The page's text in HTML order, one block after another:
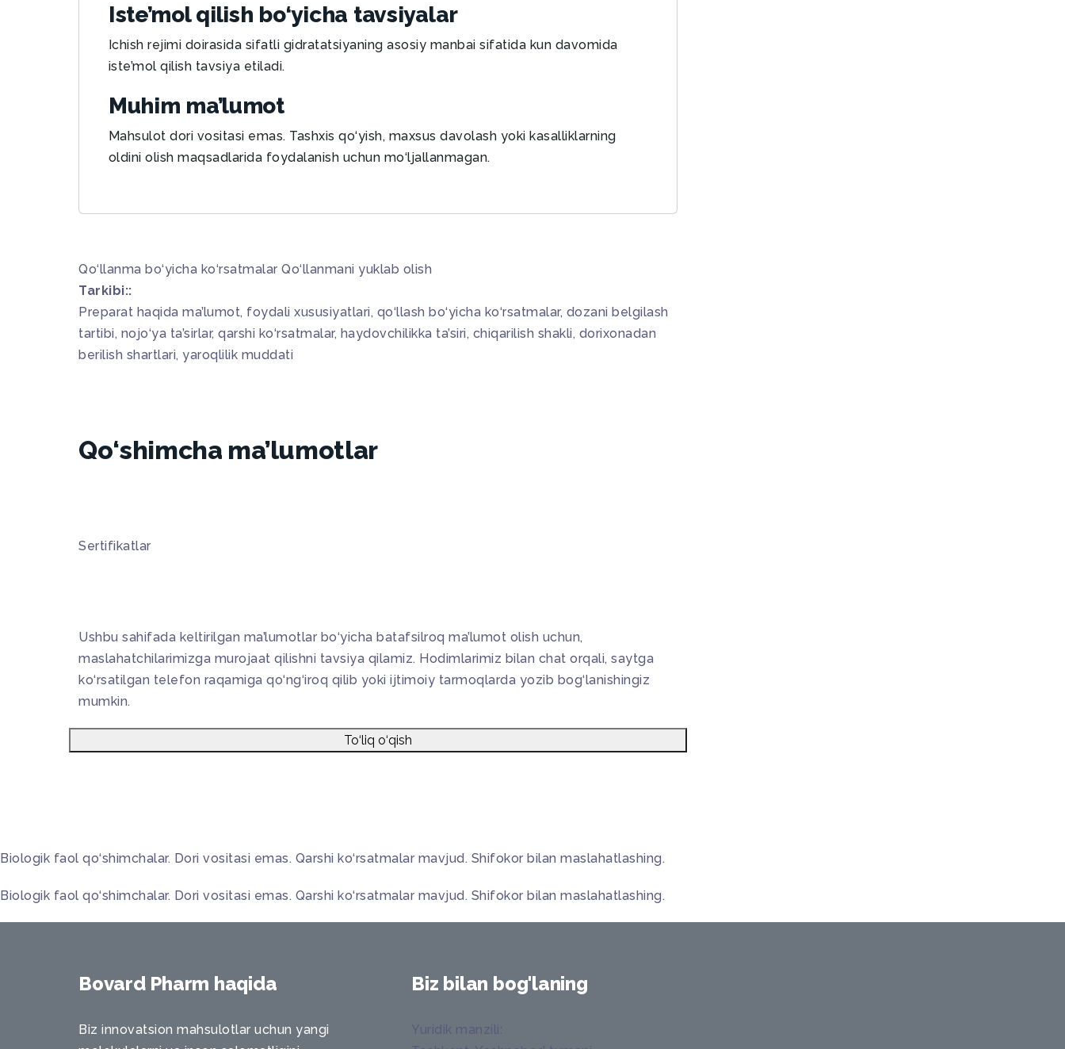
Iste’mol qilish bo‘yicha tavsiyalar
Ichish rejimi doirasida sifatli gidratatsiyaning asosiy manbai sifatida kun davomida
iste’mol qilish tavsiya etiladi.
Muhim ma’lumot
Mahsulot dori vositasi emas. Tashxis qo‘yish, maxsus davolash yoki kasalliklarning
oldini olish maqsadlarida foydalanish uchun mo‘ljallanmagan.
Qo‘llanma bo‘yicha ko‘rsatmalar Qo‘llanmani yuklab olish
Tarkibi::
Preparat haqida ma’lumot, foydali xususiyatlari, qo‘llash bo‘yicha ko‘rsatmalar, dozani belgilash
tartibi, nojo‘ya ta’sirlar, qarshi ko‘rsatmalar, haydovchilikka ta’siri, chiqarilish shakli, dorixonadan
berilish shartlari, yaroqlilik muddati
Qo‘shimcha ma’lumotlar
Sertifikatlar
Ushbu sahifada keltirilgan ma’lumotlar bo‘yicha batafsilroq ma’lumot olish uchun,
maslahatchilarimizga murojaat qilishni tavsiya qilamiz. Hodimlarimiz bilan chat orqali, saytga
ko‘rsatilgan telefon raqamiga qo‘ng‘iroq qilib yoki ijtimoiy tarmoqlarda yozib bog‘lanishingiz
mumkin.
To‘liq o‘qish
Biologik faol qo‘shimchalar. Dori vositasi emas. Qarshi ko‘rsatmalar mavjud. Shifokor bilan maslahatlashing.
Biologik faol qo‘shimchalar. Dori vositasi emas. Qarshi ko‘rsatmalar mavjud. Shifokor bilan maslahatlashing.
Bovard Pharm haqida
Biz innovatsion mahsulotlar uchun yangi
Biz bilan bog'laning
Yuridik manzili: